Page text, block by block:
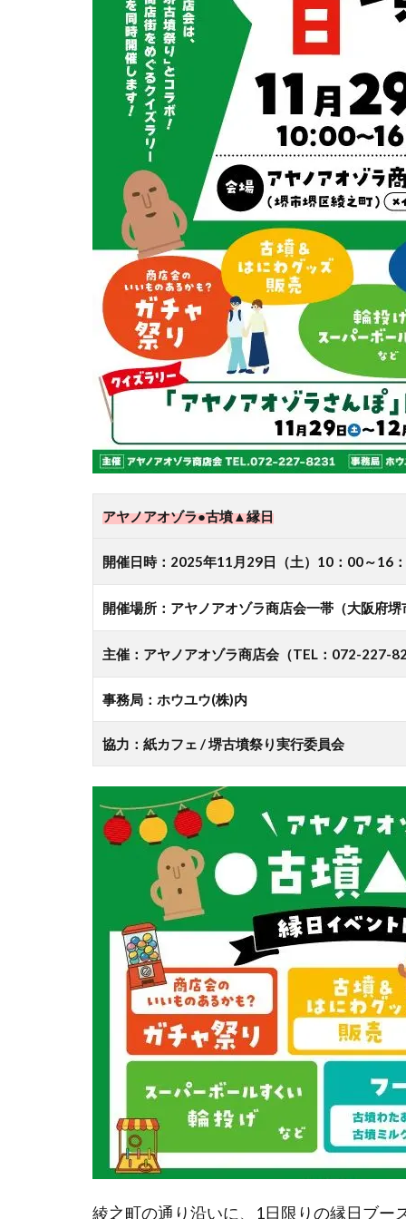
アヤノアオゾラ●古墳▲縁日
開催日時：2025年11月29日（土）10：00～16
開催場所：アヤノアオゾラ商店会一帯（大阪府
主催：アヤノアオゾラ商店会（TEL：072-227-
事務局：ホウユウ(株)内
協力：紙カフェ / 堺古墳祭り実行委員会
綾之町の通り沿いに、1日限りの縁日ブー